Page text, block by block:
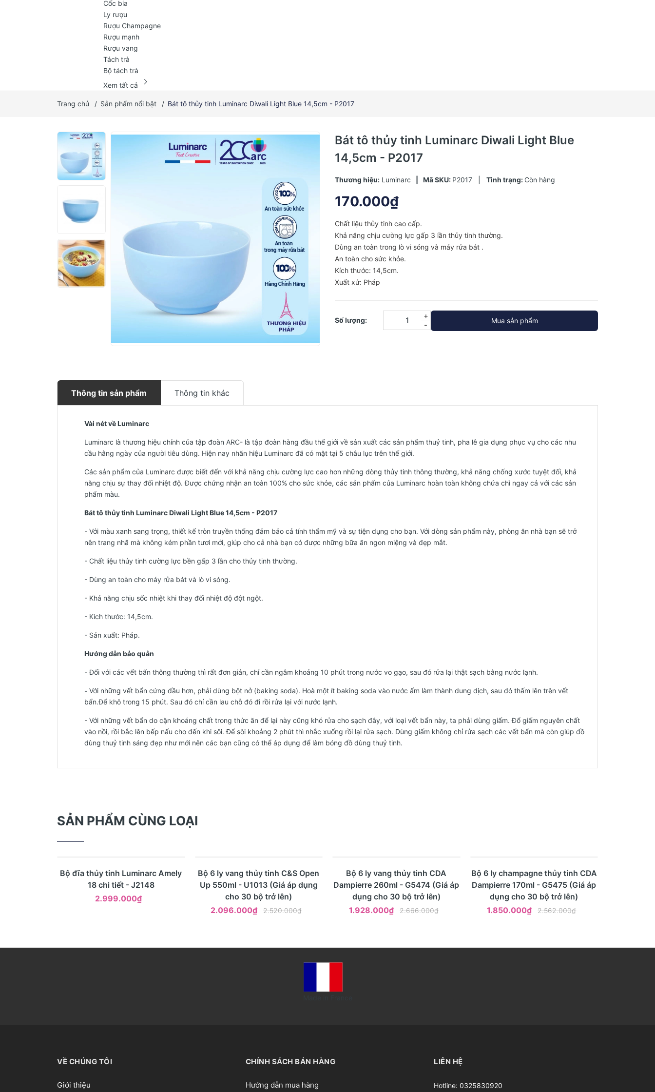
Cốc bia
Ly rượu
Rượu Champagne
Rượu mạnh
Rượu vang
Tách trà
Bộ tách trà
Xem tất cả
chevron_right
Trang chủ / Sản phẩm nổi bật / Bát tô thủy tinh Luminarc Diwali Light Blue 14,5cm - P2017
Bát tô thủy tinh Luminarc Diwali Light Blue
14,5cm - P2017
Thương hiệu: Luminarc Mã SKU: P2017 Tình trạng: Còn hàng
170.000₫
Chất liệu thủy tinh cao cấp.
Khả năng chịu cường lực gấp 3 lần thủy tinh thường.
Dùng an toàn trong lò vi sóng và máy rửa bát .
An toàn cho sức khỏe.
Kích thước: 14,5cm.
Xuất xứ: Pháp
Số lượng:
-
+
Mua sản phẩm
Thông tin sản phẩm Thông tin khác
Vài nét về Luminarc
Luminarc là thương hiệu chính của tập đoàn ARC- là tập đoàn hàng đầu thế giới về sản xuất các sản phẩm thuỷ tinh, pha lê gia dụng phục vụ cho các nhu
cầu hằng ngày của người tiêu dùng. Hiện nay nhãn hiệu Luminarc đã có mặt tại 5 châu lục trên thế giới.
Các sản phẩm của Luminarc được biết đến với khả năng chịu cường lực cao hơn những dòng thủy tinh thông thường, khả năng chống xước tuyệt đối, khả
năng chịu sự thay đổi nhiệt độ. Được chứng nhận an toàn 100% cho sức khỏe, các sản phẩm của Luminarc hoàn toàn không chứa chì ngay cả với các sản
phẩm màu.
Bát tô thủy tinh Luminarc Diwali Light Blue 14,5cm - P2017
- Với màu xanh sang trọng, thiết kế tròn truyền thống đảm bảo cả tính thẩm mỹ và sự tiện dụng cho bạn. Với dòng sản phẩm này, phòng ăn nhà bạn sẽ trở
nên trang nhã mà không kém phần tươi mới, giúp cho cả nhà bạn có được những bữa ăn ngon miệng và đẹp mắt.
- Chất liệu thủy tinh cường lực bền gấp 3 lần cho thủy tinh thường.
- Dùng an toàn cho máy rửa bát và lò vi sóng.
- Khả năng chịu sốc nhiệt khi thay đổi nhiệt độ đột ngột.
- Kích thước: 14,5cm.
- Sản xuất: Pháp.
Hướng dẫn bảo quản
- Đối với các vết bẩn thông thường thì rất đơn giản, chỉ cần ngâm khoảng 10 phút trong nước vo gạo, sau đó rửa lại thật sạch bằng nước lạnh.
- Với những vết bẩn cứng đầu hơn, phải dùng bột nở (baking soda). Hoà một ít baking soda vào nước ấm làm thành dung dịch, sau đó thấm lên trên vết
bẩn.Để khô trong 15 phút. Sau đó chỉ cần lau chỗ đó đi rồi rửa lại với nước lạnh.
- Với những vết bẩn do cặn khoáng chất trong thức ăn để lại này cũng khó rửa cho sạch đây, với loại vết bẩn này, ta phải dùng giấm. Đổ giấm nguyên chất
vào nồi, rồi bắc lên bếp nấu cho đến khi sôi. Để sôi khoảng 2 phút thì nhắc xuống rồi lại rửa sạch. Dùng giấm không chỉ rửa sạch các vết bẩn mà còn giúp đồ
dùng thuỷ tinh sáng đẹp như mới nên các bạn cũng có thể áp dụng để làm bóng đồ dùng thuỷ tinh.
SẢN PHẨM CÙNG LOẠI
Mua ngay Xem nhanh
Bộ đĩa thủy tinh Luminarc Amely
18 chi tiết - J2148
2.999.000₫
- 17% Mua ngay Xem nhanh
Bộ 6 ly vang thủy tinh C&S Open
Up 550ml - U1013 (Giá áp dụng
cho 30 bộ trở lên)
2.096.000₫
2.520.000₫
- 28% Mua ngay Xem nhanh
Bộ 6 ly vang thủy tinh CDA
Dampierre 260ml - G5474 (Giá áp
dụng cho 30 bộ trở lên)
1.928.000₫
2.666.000₫
- 28% Mua ngay Xem nhanh
Bộ 6 ly champagne thủy tinh CDA
Dampierre 170ml - G5475 (Giá áp
dụng cho 30 bộ trở lên)
1.850.000₫
2.562.000₫
VỀ CHÚNG TÔI
Giới thiệu
CHÍNH SÁCH BÁN HÀNG
Hướng dẫn mua hàng
LIÊN HỆ
Hotline:0325830920